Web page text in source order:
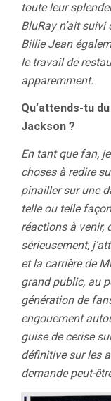
toute leur
BluRay n’ait suivi
Billie Jean
le travail de
apparemment.
Qu’attends-tu
Jackson ?
En tant que fan,
choses à redire
pinailler sur une
telle ou telle
réactions à venir,
sérieusement,
et la carrière de
grand public, au
génération de
engouement
guise de cerise
définitive sur les
demande peut-